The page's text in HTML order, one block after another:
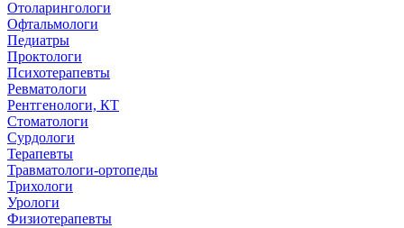
Отоларингологи
Офтальмологи
Педиатры
Проктологи
Психотерапевты
Ревматологи
Рентгенологи, КТ
Стоматологи
Сурдологи
Терапевты
Травматологи-ортопеды
Трихологи
Урологи
Физиотерапевты